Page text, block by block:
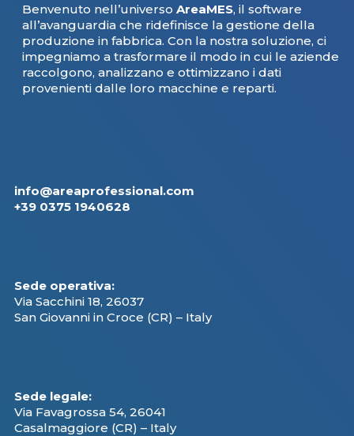
Benvenuto nell’universo AreaMES, il software
all’avanguardia che ridefinisce la gestione della
produzione in fabbrica. Con la nostra soluzione, ci
impegniamo a trasformare il modo in cui le aziende
raccolgono, analizzano e ottimizzano i dati
provenienti dalle loro macchine e reparti.
info@areaprofessional.com
+39 0375 1940628
Sede operativa:
Via Sacchini 18, 26037
San Giovanni in Croce (CR) – Italy
Sede legale:
Via Favagrossa 54, 26041
Casalmaggiore (CR) – Italy